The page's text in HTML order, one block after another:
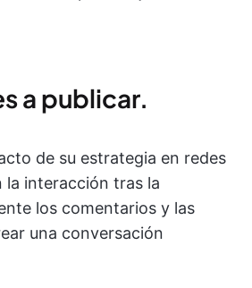
a publicar.
de su estrategia en redes
la interacción tras la
los comentarios y las
una conversación